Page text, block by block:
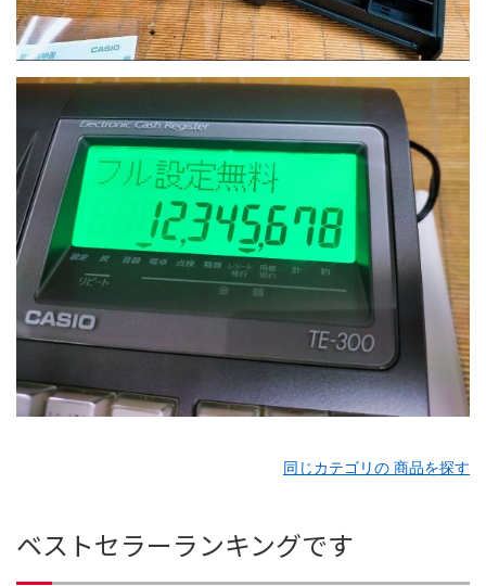
同じカテゴリの 商品を探す
ベストセラーランキングです